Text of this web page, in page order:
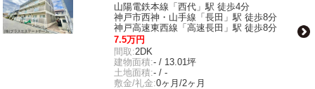
山陽電鉄本線「西代」駅 徒歩4分
神戸市西神・山手線「長田」駅 徒歩8分
神戸高速東西線「高速長田」駅 徒歩8分
7.5万円
間取:2DK
建物面積:- / 13.01坪
土地面積:- / -
敷金/礼金:0ヶ月/2ヶ月